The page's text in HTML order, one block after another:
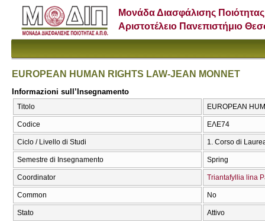
Μονάδα Διασφάλισης Ποιότητας
Αριστοτέλειο Πανεπιστήμιο
EUROPEAN HUMAN RIGHTS LAW-JEAN MONNET
Informazioni sull’Insegnamento
Titolo EUROPEAN
Codice ΕΛΕ74
Ciclo / Livello di Studi 1. Corso di
Semestre di Insegnamento Spring
Coordinator Triantafyllia lina
Common No
Stato Attivo